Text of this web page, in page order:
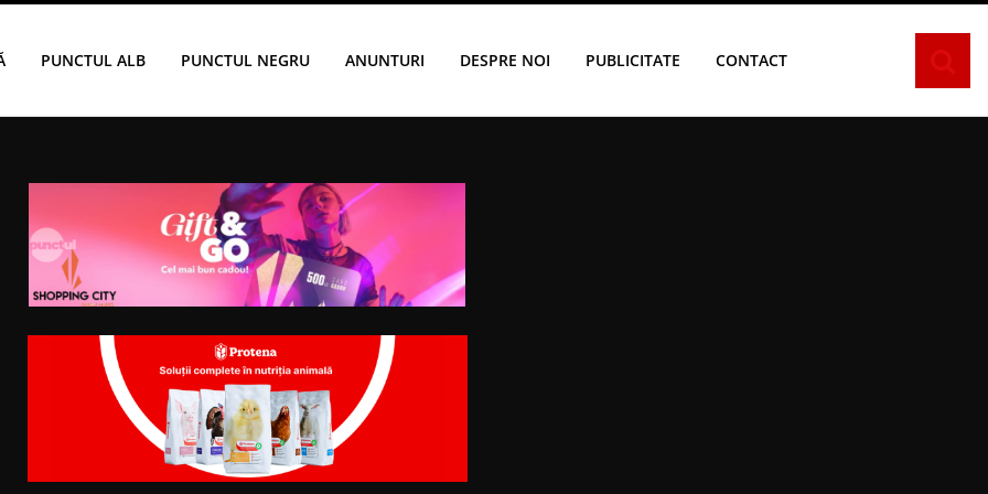
PUNCTUL ALB PUNCTUL NEGRU ANUNTURI DESPRE NOI PUBLICITATE CONTACT